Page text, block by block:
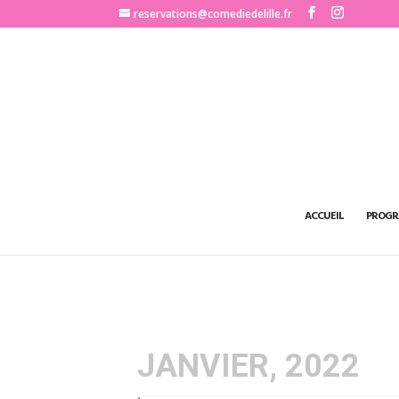
http://www.comediedelille.frreservations@comediedelille.fr
ACCUEIL
JANVIER, 2022